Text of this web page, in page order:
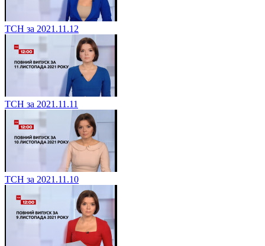
ТСН за 2021.11.12
ТСН за 2021.11.11
ТСН за 2021.11.10